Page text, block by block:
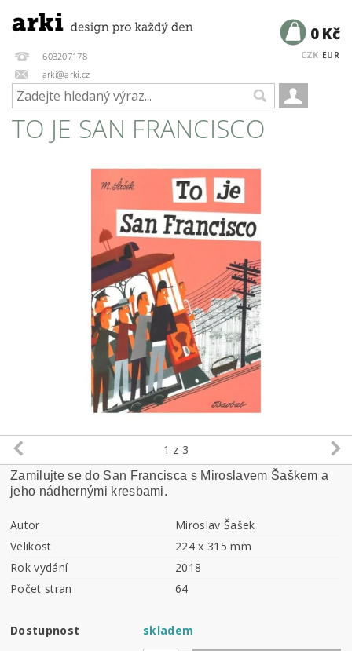
603207178
arki@arki.cz
CZK EUR
0 Kč
TO JE SAN FRANCISCO
1 z 3
Zamilujte se do San Francisca s Miroslavem Šaškem a
jeho nádhernými kresbami.
Autor
Miroslav Šašek
Velikost
224 x 315 mm
Rok vydání
2018
Počet stran
64
Dostupnost skladem